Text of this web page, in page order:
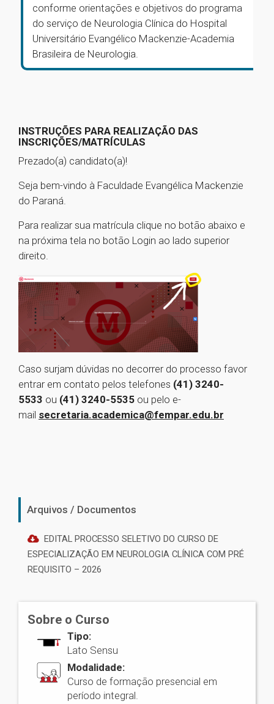
conforme orientações e objetivos do programa
do serviço de Neurologia Clínica do Hospital
Universitário Evangélico Mackenzie-Academia
Brasileira de Neurologia.
INSTRUÇÕES PARA REALIZAÇÃO DAS
INSCRIÇÕES/MATRÍCULAS
Prezado(a) candidato(a)!
Seja bem-vindo à Faculdade Evangélica Mackenzie
do Paraná.
Para realizar sua matrícula clique no botão abaixo e
na próxima tela no botão Login ao lado superior
direito.
Caso surjam dúvidas no decorrer do processo favor
entrar em contato pelos telefones (41) 3240-
5533 ou (41) 3240-5535 ou pelo e-
mail secretaria.academica@fempar.edu.br
Arquivos / Documentos
EDITAL PROCESSO SELETIVO DO CURSO DE
ESPECIALIZAÇÃO EM NEUROLOGIA CLÍNICA COM PRÉ
REQUISITO – 2026
Sobre o Curso
Tipo:
Lato Sensu
Modalidade:
Curso de formação presencial em
período integral.